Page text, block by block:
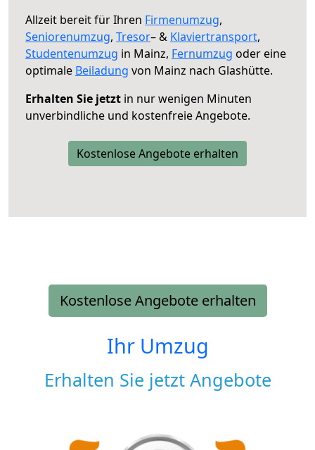
Allzeit bereit für Ihren Firmenumzug,
Seniorenumzug, Tresor– & Klaviertransport,
Studentenumzug in Mainz, Fernumzug oder eine
optimale Beiladung von Mainz nach Glashütte.
Erhalten Sie jetzt in nur wenigen Minuten
unverbindliche und kostenfreie Angebote.
Kostenlose Angebote erhalten
Kostenlose Angebote erhalten
Ihr Umzug
Erhalten Sie jetzt Angebote